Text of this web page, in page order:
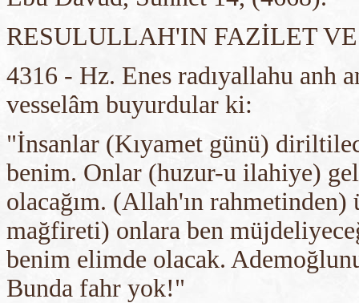
RESULULLAH'IN FAZİLET
4316 - Hz. Enes radıyallahu anh
vesselâm buyurdular ki:
"İnsanlar (Kıyamet günü)
benim. Onlar (huzur-u ilahiye)
olacağım. (Allah'ın
mağfireti) onlara ben
benim elimde olacak.
Bunda fahr yok!"